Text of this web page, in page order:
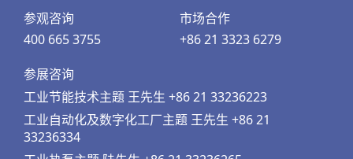
参观咨询
400 665 3755
市场合作
+86 21 3323 6279
参展咨询
工业节能技术主题 王先生 +86 21 33236223
工业自动化及数字化工厂主题 王先生 +86 21
33236334